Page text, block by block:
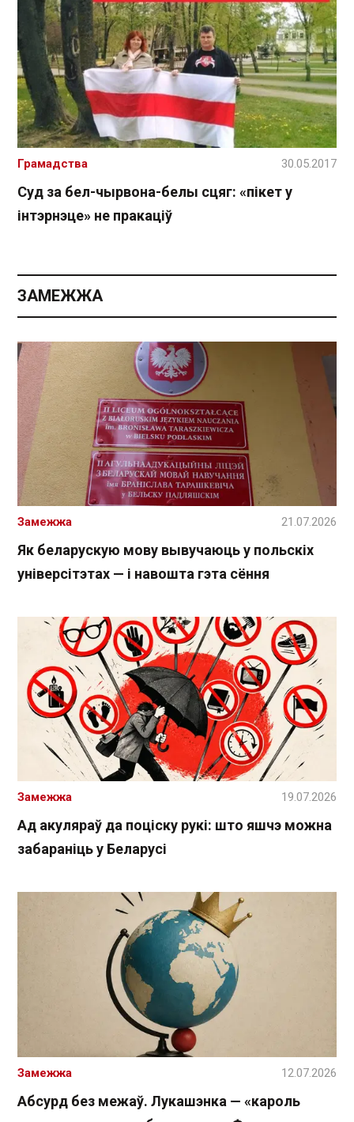
Суд за бел-чырвона-белы сцяг: «пікет у
інтэрнэце» не пракаціў
Грамадства 30.05.2017
ЗАМЕЖЖА
Як беларускую мову вывучаюць у польскіх
універсітэтах — і навошта гэта сёння
Замежжа 21.07.2026
Ад акуляраў да поціску рукі: што яшчэ можна
забараніць у Беларусі
Замежжа 19.07.2026
Абсурд без межаў. Лукашэнка — «кароль
Замежжа 12.07.2026